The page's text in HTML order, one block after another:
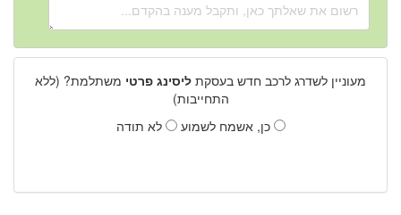
מעוניין לשדרג לרכב חדש בעסקת ליסינג פרטי משתלמת? (ללא
התחייבות)
כן, אשמח לשמוע
לא תודה